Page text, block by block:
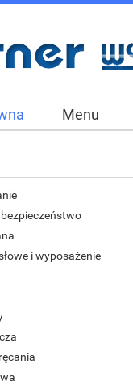
Menu
i wyposażenie